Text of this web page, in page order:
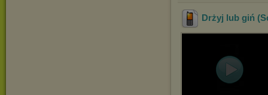
Drżyj lub giń